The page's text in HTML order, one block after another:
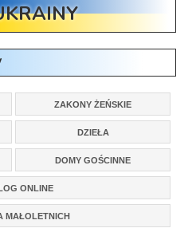
ZAKONY ŻEŃSKIE
DZIEŁA
DOMY GOŚCINNE
ONLINE
MAŁOLETNICH